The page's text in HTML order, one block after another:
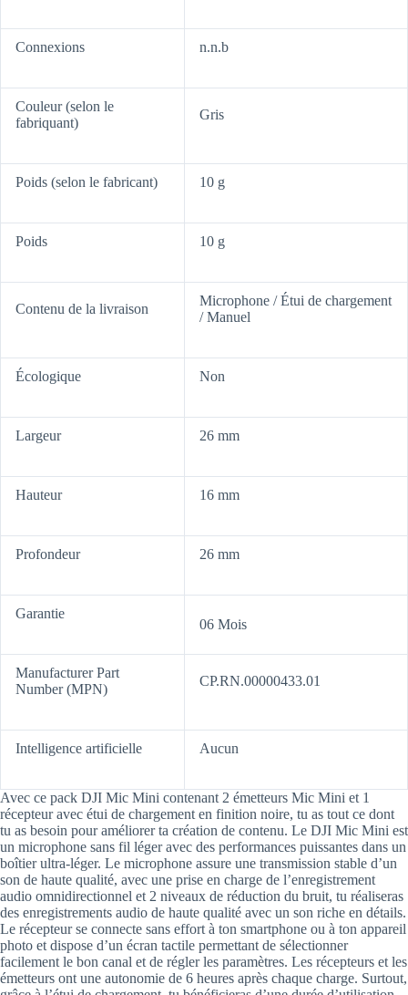
Connexions n.n.b
Couleur (selon le
fabriquant)
Gris
Poids (selon le fabricant) 10 g
Poids 10 g
Contenu de la livraison
Microphone / Étui de chargement
/ Manuel
Écologique Non
Largeur 26 mm
Hauteur 16 mm
Profondeur 26 mm
Garantie
06 Mois
Manufacturer Part
Number (MPN)
CP.RN.00000433.01
Intelligence artificielle Aucun
Avec ce pack DJI Mic Mini contenant 2 émetteurs Mic Mini et 1
récepteur avec étui de chargement en finition noire, tu as tout ce dont
tu as besoin pour améliorer ta création de contenu. Le DJI Mic Mini est
un microphone sans fil léger avec des performances puissantes dans un
boîtier ultra-léger. Le microphone assure une transmission stable d’un
son de haute qualité, avec une prise en charge de l’enregistrement
audio omnidirectionnel et 2 niveaux de réduction du bruit, tu réaliseras
des enregistrements audio de haute qualité avec un son riche en détails.
Le récepteur se connecte sans effort à ton smartphone ou à ton appareil
photo et dispose d’un écran tactile permettant de sélectionner
facilement le bon canal et de régler les paramètres. Les récepteurs et les
émetteurs ont une autonomie de 6 heures après chaque charge. Surtout,